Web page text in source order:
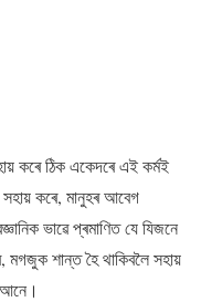
কৰে ঠিক একেদৰে এই কৰ্মই
কৰে, মানুহৰ আবেগ
ভাৱে প্ৰমাণিত যে যিজনে
মগজুক শান্ত হৈ থাকিবলৈ সহায়
আনে।